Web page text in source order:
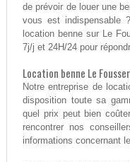
de prévoir de louer une
vous est indispensable
location benne sur Le
7j/j et 24H/24 pour
Location benne Le
Notre entreprise de
disposition toute sa
quel prix peut bien
rencontrer nos
informations concernant